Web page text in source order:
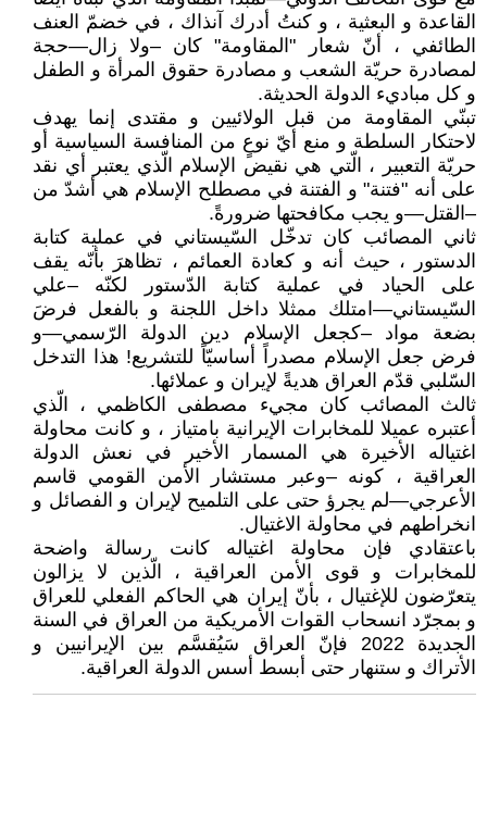
القاعدة و البعثية ، و كنتُ أدرك آنذاك ، في خضمّ العنف
الطائفي ، أنّ شعار "المقاومة" كان –ولا زال—حجة
لمصادرة حريّة الشعب و مصادرة حقوق المرأة و الطفل
و كل مباديء الدولة الحديثة.
تبنّي المقاومة من قبل الولائيين و مقتدى إنما يهدف
لاحتكار السلطة و منع أيّ نوعٍ من المنافسة السياسية أو
حريّة التعبير ، الّتي هي نقيض الإسلام الّذي يعتبر أي نقد
على أنه "فتنة" و الفتنة في مصطلح الإسلام هي أشدّ من
–القتل—و يجب مكافحتها ضرورةً.
ثاني المصائب كان تدخّل السّيستاني في عملية كتابة
الدستور ، حيث أنه و كعادة العمائم ، تظاهرَ بأنّه يقف
على الحياد في عملية كتابة الدّستور لكنّه –علي
السّيستاني—امتلك ممثلا داخل اللجنة و بالفعل فرضَ
بضعة مواد –كجعل الإسلام دين الدولة الرّسمي—و
فرض جعل الإسلام مصدراً أساسيّاً للتشريع! هذا التدخل
السّلبي قدّم العراق هديةً لإيران و عملائها.
ثالث المصائب كان مجيء مصطفى الكاظمي ، الّذي
أعتبره عميلا للمخابرات الإيرانية بامتياز ، و كانت محاولة
اغتياله الأخيرة هي المسمار الأخير في نعش الدولة
العراقية ، كونه –وعبر مستشار الأمن القومي قاسم
الأعرجي—لم يجرؤ حتى على التلميح لإيران و الفصائل و
انخراطهم في محاولة الاغتيال.
باعتقادي فإن محاولة اغتياله كانت رسالة واضحة
للمخابرات و قوى الأمن العراقية ، الّذين لا يزالون
يتعرّضون للإغتيال ، بأنّ إيران هي الحاكم الفعلي للعراق
و بمجرّد انسحاب القوات الأمريكية من العراق في السنة
الجديدة 2022 فإنّ العراق سَيُقسَّم بين الإيرانيين و
الأتراك و ستنهار حتى أبسط أسس الدولة العراقية.